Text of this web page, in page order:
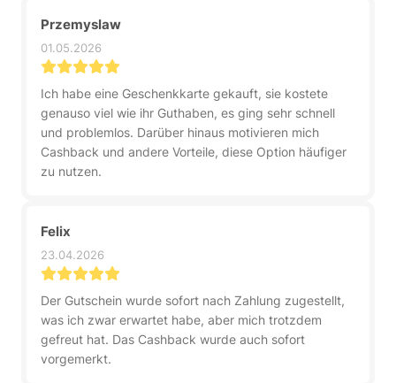
Przemyslaw
01.05.2026
Ich habe eine Geschenkkarte gekauft, sie kostete
genauso viel wie ihr Guthaben, es ging sehr schnell
und problemlos. Darüber hinaus motivieren mich
Cashback und andere Vorteile, diese Option häufiger
zu nutzen.
Felix
23.04.2026
Der Gutschein wurde sofort nach Zahlung zugestellt,
was ich zwar erwartet habe, aber mich trotzdem
gefreut hat. Das Cashback wurde auch sofort
vorgemerkt.